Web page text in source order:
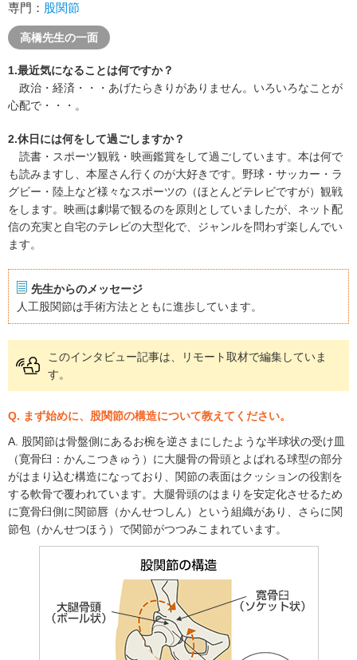
専門： 股関節
高橋先生の一面
1.最近気になることは何ですか？
政治・経済・・・あげたらきりがありません。いろいろなことが
心配で・・・。
2.休日には何をして過ごしますか？
読書・スポーツ観戦・映画鑑賞をして過ごしています。本は何で
も読みますし、本屋さん行くのが大好きです。野球・サッカー・ラ
グビー・陸上など様々なスポーツの（ほとんどテレビですが）観戦
をします。映画は劇場で観るのを原則としていましたが、ネット配
信の充実と自宅のテレビの大型化で、ジャンルを問わず楽しんでい
ます。
先生からのメッセージ
人工股関節は手術方法とともに進歩しています。
このインタビュー記事は、リモート取材で編集していま
す。
Q. まず始めに、股関節の構造について教えてください。
A. 股関節は骨盤側にあるお椀を逆さまにしたような半球状の受け皿
（寛骨臼：かんこつきゅう）に大腿骨の骨頭とよばれる球型の部分
がはまり込む構造になっており、関節の表面はクッションの役割を
する軟骨で覆われています。大腿骨頭のはまりを安定化させるため
に寛骨臼側に関節唇（かんせつしん）という組織があり、さらに関
節包（かんせつほう）で関節がつつみこまれています。